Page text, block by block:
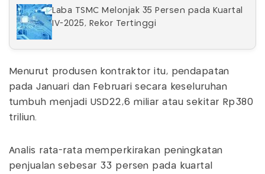
Laba TSMC Melonjak 35 Persen pada Kuartal
IV-2025, Rekor Tertinggi
Menurut produsen kontraktor itu, pendapatan
pada Januari dan Februari secara keseluruhan
tumbuh menjadi USD22,6 miliar atau sekitar Rp380
triliun.
Analis rata-rata memperkirakan peningkatan
penjualan sebesar 33 persen pada kuartal